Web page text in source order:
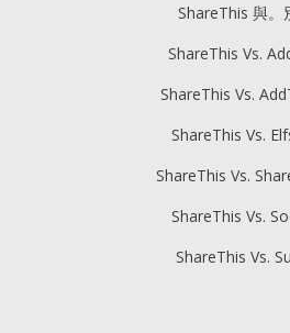
ShareThis 與。
ShareThis Vs.
ShareThis Vs.
ShareThis Vs.
ShareThis Vs.
ShareThis Vs.
ShareThis Vs.